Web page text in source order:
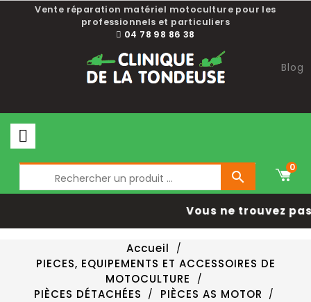
Vente réparation matériel motoculture pour les
professionnels et particuliers
04 78 98 86 38
Blog

0
Vous ne trouvez
Accueil
PIECES, EQUIPEMENTS ET ACCESSOIRES DE
MOTOCULTURE
PIÈCES DÉTACHÉES
PIÈCES AS MOTOR